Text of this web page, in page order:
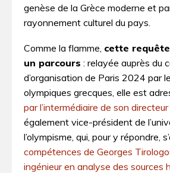
genèse de la Grèce moderne et
rayonnement culturel du pays.
Comme la flamme, cette
un parcours : relayée auprès du
d’organisation de Paris 2024 par
olympiques grecques, elle est
par l’intermédiaire de son
également vice-président de
l’olympisme, qui, pour y répondre,
compétences de Georges
ingénieur en analyse des sources